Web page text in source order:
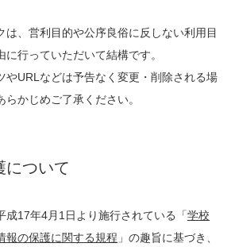
は、営利目的や公序良俗に反しない利用目
行っていただいて結構です。
やURLなどは予告なく変更・削除される場
かじめご了承ください。
について
成17年4月1日より施行されている「学校
報の保護に関する規程 」の趣旨に基づき、